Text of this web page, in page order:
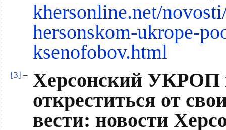
khersonline.net/
hersonskom-ukrope-
ksenofobov.html
[3] – Херсонский УКРОП
откреститься от
вести: новости